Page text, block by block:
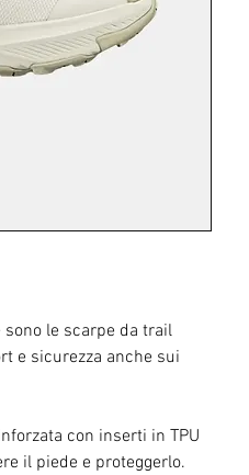
sono le scarpe da trail
e sicurezza anche sui
con inserti in TPU
il piede e proteggerlo.